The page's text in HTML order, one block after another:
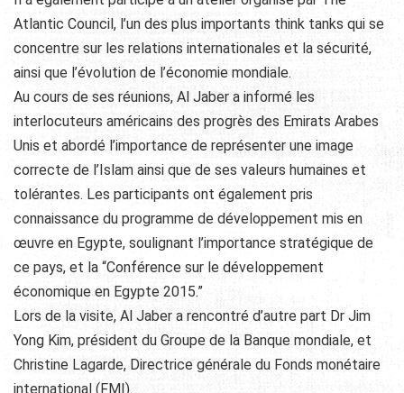
Atlantic Council, l’un des plus importants think tanks qui se
concentre sur les relations internationales et la sécurité,
ainsi que l’évolution de l’économie mondiale.
Au cours de ses réunions, Al Jaber a informé les
interlocuteurs américains des progrès des Emirats Arabes
Unis et abordé l’importance de représenter une image
correcte de l’Islam ainsi que de ses valeurs humaines et
tolérantes. Les participants ont également pris
connaissance du programme de développement mis en
œuvre en Egypte, soulignant l’importance stratégique de
ce pays, et la “Conférence sur le développement
économique en Egypte 2015.”
Lors de la visite, Al Jaber a rencontré d’autre part Dr Jim
Yong Kim, président du Groupe de la Banque mondiale, et
Christine Lagarde, Directrice générale du Fonds monétaire
international (FMI).